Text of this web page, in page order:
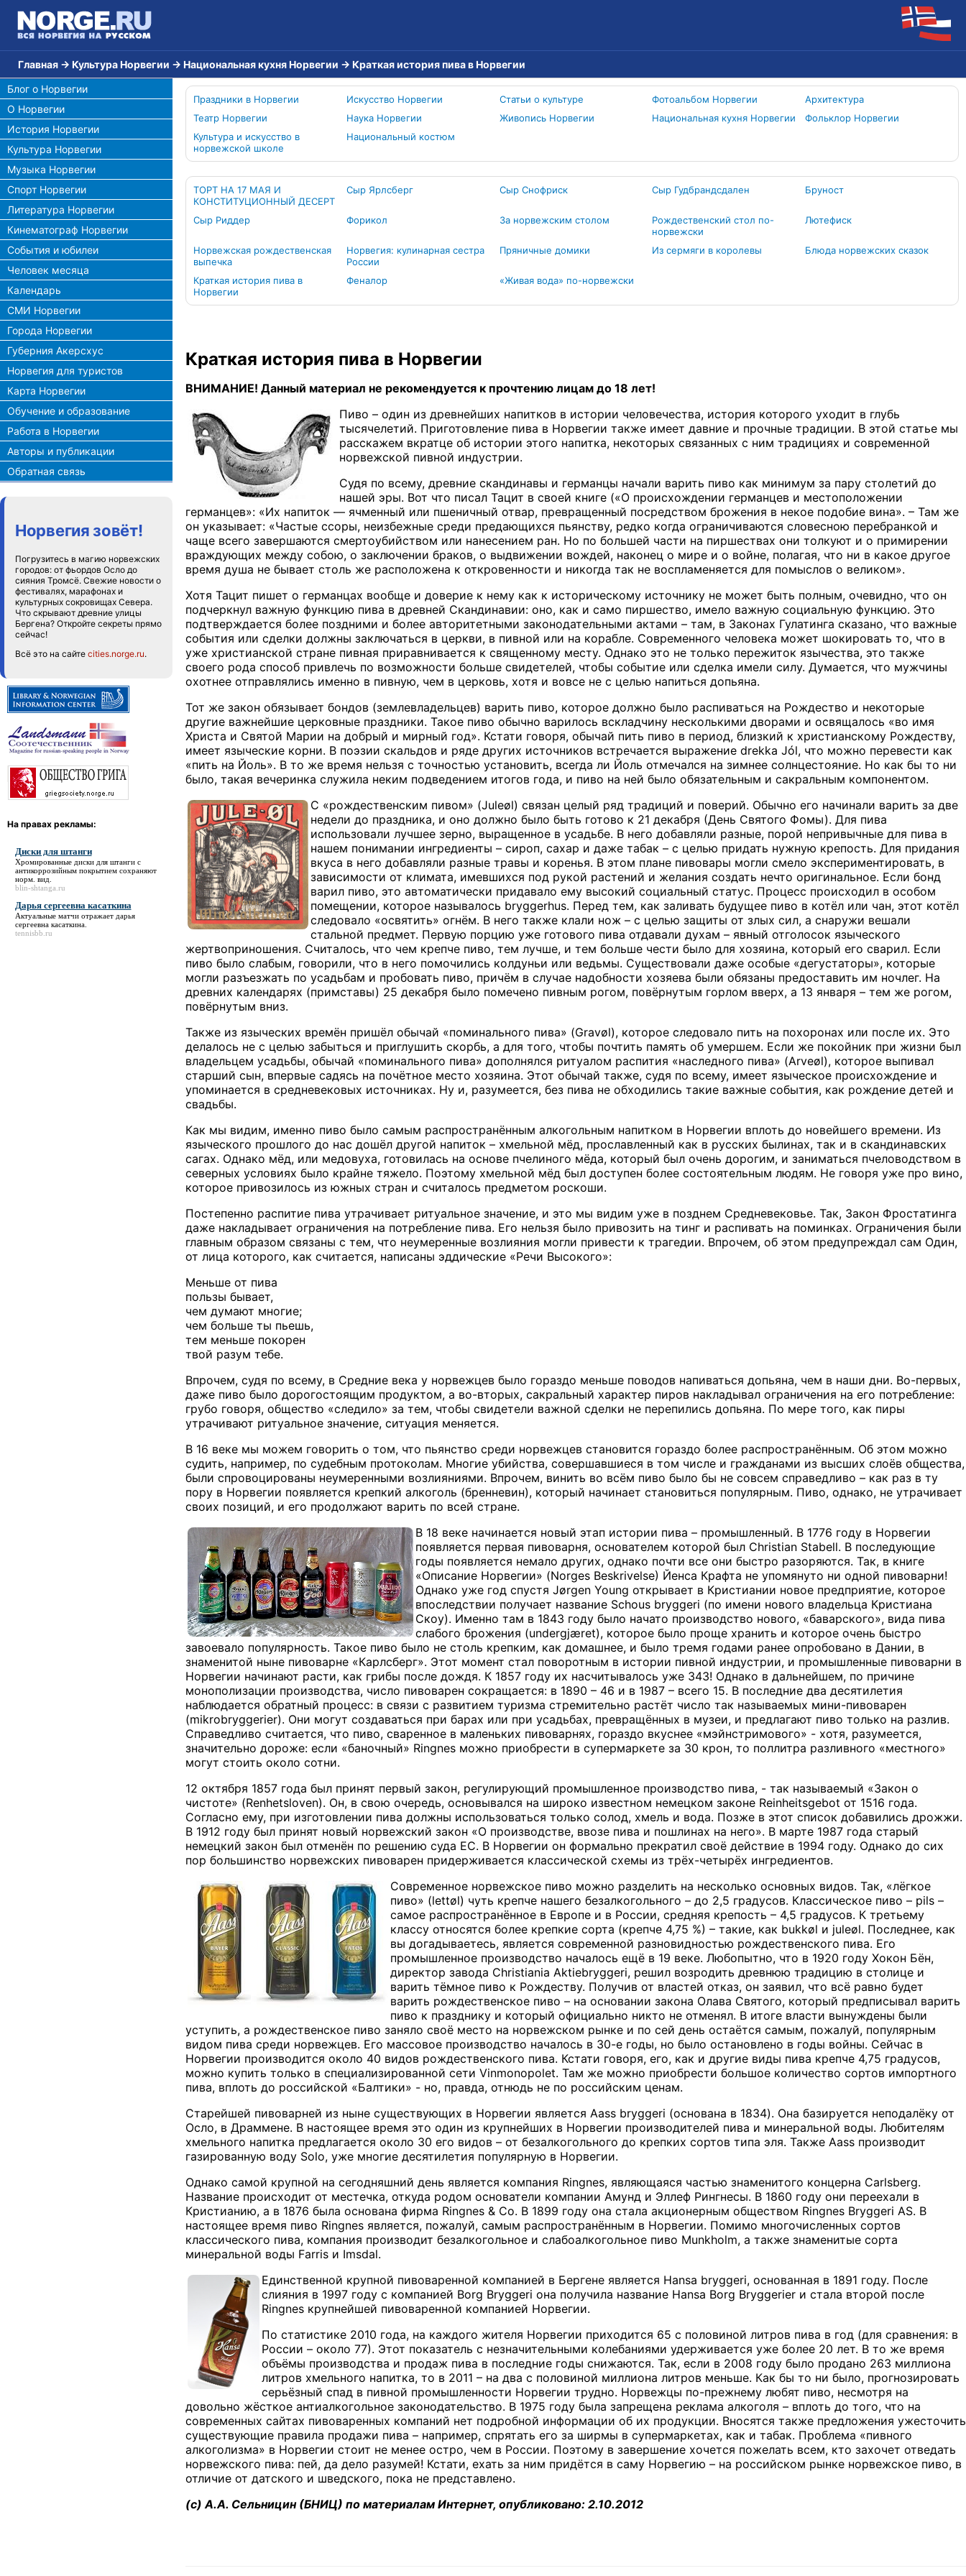
Главная → Культура Норвегии → Национальная кухня Норвегии → Краткая история пива в Норвегии
Блог о Норвегии
О Норвегии
История Норвегии
Культура Норвегии
Музыка Норвегии
Спорт Норвегии
Литература Норвегии
Кинематограф Норвегии
События и юбилеи
Человек месяца
Календарь
СМИ Норвегии
Города Норвегии
Губерния Акерсхус
Норвегия для туристов
Карта Норвегии
Обучение и образование
Работа в Норвегии
Авторы и публикации
Обратная связь
Норвегия зовёт!
Погрузитесь в магию норвежских
городов: от фьордов Осло до
сияния Тромсё. Свежие новости о
фестивалях, марафонах и
культурных сокровищах Севера.
Что скрывают древние улицы
Бергена? Откройте секреты прямо
сейчас!
Всё это на сайте cities.norge.ru.
На правах рекламы:
Диски для штанги
Хромированные диски для штангис
антикоррозийным покрытием сохраняют
норм. вид.
blin-shtanga.ru
Дарья сергеевна касаткина
Актуальные матчи отражает дарья
сергеевна касаткина.
tennisbb.ru
Праздники в Норвегии Искусство Норвегии Статьи о культуре Фотоальбом Норвегии
Архитектура
Театр Норвегии
Наука Норвегии Живопись Норвегии Национальная кухня Норвегии
Фольклор Норвегии
Культура и искусство в
норвежской школе
Национальный костюм
ТОРТ НА 17 МАЯ И
КОНСТИТУЦИОННЫЙ ДЕСЕРТ
Сыр Ярлсберг Сыр Снофриск Сыр Гудбрандсдален Бруност
Сыр Риддер Форикол За норвежским столом
Рождественский стол по-
норвежски
Лютефиск
Норвежская рождественская
выпечка
Норвегия: кулинарная сестра
России
Пряничные домики Из сермяги в королевы Блюда норвежских сказок
Краткая история пива в
Норвегии
Феналор «Живая вода» по-норвежски
Краткая история пива в Норвегии
ВНИМАНИЕ! Данный материал не рекомендуется к прочтению лицам до 18 лет!
Пиво – один из древнейших напитков в истории человечества, история которого уходит в глубь
тысячелетий. Приготовление пива в Норвегии также имеет давние и прочные традиции. В этой статье мы
расскажем вкратце об истории этого напитка, некоторых связанных с ним традициях и современной
норвежской пивной индустрии.
Судя по всему, древние скандинавы и германцы начали варить пиво как минимум за пару столетий до
нашей эры. Вот что писал Тацит в своей книге («О происхождении германцев и местоположении
германцев»: «Их напиток — ячменный или пшеничный отвар, превращенный посредством брожения в некое подобие вина». – Там же
он указывает: «Частые ссоры, неизбежные среди предающихся пьянству, редко когда ограничиваются словесною перебранкой и
чаще всего завершаются смертоубийством или нанесением ран. Но по большей части на пиршествах они толкуют и о примирении
враждующих между собою, о заключении браков, о выдвижении вождей, наконец о мире и о войне, полагая, что ни в какое другое
время душа не бывает столь же расположена к откровенности и никогда так не воспламеняется для помыслов о великом».
Хотя Тацит пишет о германцах вообще и доверие к нему как к историческому источнику не может быть полным, очевидно, что он
подчеркнул важную функцию пива в древней Скандинавии: оно, как и само пиршество, имело важную социальную функцию. Это
подтверждается более поздними и более авторитетными законодательными актами – там, в Законах Гулатинга сказано, что важные
события или сделки должны заключаться в церкви, в пивной или на корабле. Современного человека может шокировать то, что в
уже христианской стране пивная приравнивается к священному месту. Однако это не только пережиток язычества, это также
своего рода способ привлечь по возможности больше свидетелей, чтобы событие или сделка имели силу. Думается, что мужчины
охотнее отправлялись именно в пивную, чем в церковь, хотя и вовсе не с целью напиться допьяна.
Тот же закон обязывает бондов (землевладельцев) варить пиво, которое должно было распиваться на Рождество и некоторые
другие важнейшие церковные праздники. Такое пиво обычно варилось вскладчину несколькими дворами и освящалось «во имя
Христа и Святой Марии на добрый и мирный год». Кстати говоря, обычай пить пиво в период, близкий к христианскому Рождеству,
имеет языческие корни. В поэзии скальдов и ряде других источников встречается выражение drekka Jól, что можно перевести как
«пить на Йоль». В то же время нельзя с точностью установить, всегда ли Йоль отмечался на зимнее солнцестояние. Но как бы то ни
было, такая вечеринка служила неким подведением итогов года, и пиво на ней было обязательным и сакральным компонентом.
С «рождественским пивом» (Juleøl) связан целый ряд традиций и поверий. Обычно его начинали варить за две
недели до праздника, и оно должно было быть готово к 21 декабря (День Святого Фомы). Для пива
использовали лучшее зерно, выращенное в усадьбе. В него добавляли разные, порой непривычные для пива в
нашем понимании ингредиенты – сироп, сахар и даже табак – с целью придать нужную крепость. Для придания
вкуса в него добавляли разные травы и коренья. В этом плане пивовары могли смело экспериментировать, в
зависимости от климата, имевшихся под рукой растений и желания создать нечто оригинальное. Если бонд
варил пиво, это автоматически придавало ему высокий социальный статус. Процесс происходил в особом
помещении, которое называлось bryggerhus. Перед тем, как заливать будущее пиво в котёл или чан, этот котёл
следовало «освятить» огнём. В него также клали нож – с целью защиты от злых сил, а снаружи вешали
стальной предмет. Первую порцию уже готового пива отдавали духам – явный отголосок языческого
жертвоприношения. Считалось, что чем крепче пиво, тем лучше, и тем больше чести было для хозяина, который его сварил. Если
пиво было слабым, говорили, что в него помочились колдуньи или ведьмы. Существовали даже особые «дегустаторы», которые
могли разъезжать по усадьбам и пробовать пиво, причём в случае надобности хозяева были обязаны предоставить им ночлег. На
древних календарях (примставы) 25 декабря было помечено пивным рогом, повёрнутым горлом вверх, а 13 января – тем же рогом,
повёрнутым вниз.
Также из языческих времён пришёл обычай «поминального пива» (Gravøl), которое следовало пить на похоронах или после их. Это
делалось не с целью забыться и приглушить скорбь, а для того, чтобы почтить память об умершем. Если же покойник при жизни был
владельцем усадьбы, обычай «поминального пива» дополнялся ритуалом распития «наследного пива» (Arveøl), которое выпивал
старший сын, впервые садясь на почётное место хозяина. Этот обычай также, судя по всему, имеет языческое происхождение и
упоминается в средневековых источниках. Ну и, разумеется, без пива не обходились такие важные события, как рождение детей и
свадьбы.
Как мы видим, именно пиво было самым распространённым алкогольным напитком в Норвегии вплоть до новейшего времени. Из
языческого прошлого до нас дошёл другой напиток – хмельной мёд, прославленный как в русских былинах, так и в скандинавских
сагах. Однако мёд, или медовуха, готовилась на основе пчелиного мёда, который был очень дорогим, и заниматься пчеловодством в
северных условиях было крайне тяжело. Поэтому хмельной мёд был доступен более состоятельным людям. Не говоря уже про вино,
которое привозилось из южных стран и считалось предметом роскоши.
Постепенно распитие пива утрачивает ритуальное значение, и это мы видим уже в позднем Средневековье. Так, Закон Фростатинга
даже накладывает ограничения на потребление пива. Его нельзя было привозить на тинг и распивать на поминках. Ограничения были
главным образом связаны с тем, что неумеренные возлияния могли привести к трагедии. Впрочем, об этом предупреждал сам Один,
от лица которого, как считается, написаны эддические «Речи Высокого»:
Меньше от пива
пользы бывает,
чем думают многие;
чем больше ты пьешь,
тем меньше покорен
твой разум тебе.
Впрочем, судя по всему, в Средние века у норвежцев было гораздо меньше поводов напиваться допьяна, чем в наши дни. Во-первых,
даже пиво было дорогостоящим продуктом, а во-вторых, сакральный характер пиров накладывал ограничения на его потребление:
грубо говоря, общество «следило» за тем, чтобы свидетели важной сделки не перепились допьяна. По мере того, как пиры
утрачивают ритуальное значение, ситуация меняется.
В 16 веке мы можем говорить о том, что пьянство среди норвежцев становится гораздо более распространённым. Об этом можно
судить, например, по судебным протоколам. Многие убийства, совершавшиеся в том числе и гражданами из высших слоёв общества,
были спровоцированы неумеренными возлияниями. Впрочем, винить во всём пиво было бы не совсем справедливо – как раз в ту
пору в Норвегии появляется крепкий алкоголь (бренневин), который начинает становиться популярным. Пиво, однако, не утрачивает
своих позиций, и его продолжают варить по всей стране.
В 18 веке начинается новый этап истории пива – промышленный. В 1776 году в Норвегии
появляется первая пивоварня, основателем которой был Christian Stabell. В последующие
годы появляется немало других, однако почти все они быстро разоряются. Так, в книге
«Описание Норвегии» (Norges Beskrivelse) Йенса Крафта не упомянуто ни одной пивоварни!
Однако уже год спустя Jørgen Young открывает в Кристиании новое предприятие, которое
впоследствии получает название Schous bryggeri (по имени нового владельца Кристиана
Скоу). Именно там в 1843 году было начато производство нового, «баварского», вида пива
слабого брожения (undergjæret), которое было проще хранить и которое очень быстро
завоевало популярность. Такое пиво было не столь крепким, как домашнее, и было тремя годами ранее опробовано в Дании, в
знаменитой ныне пивоварне «Карлсберг». Этот момент стал поворотным в истории пивной индустрии, и промышленные пивоварни в
Норвегии начинают расти, как грибы после дождя. К 1857 году их насчитывалось уже 343! Однако в дальнейшем, по причине
монополизации производства, число пивоварен сокращается: в 1890 – 46 и в 1987 – всего 15. В последние два десятилетия
наблюдается обратный процесс: в связи с развитием туризма стремительно растёт число так называемых мини-пивоварен
(mikrobryggerier). Они могут создаваться при барах или при усадьбах, превращённых в музеи, и предлагают пиво только на разлив.
Справедливо считается, что пиво, сваренное в маленьких пивоварнях, гораздо вкуснее «мэйнстримового» - хотя, разумеется,
значительно дороже: если «баночный» Ringnes можно приобрести в супермаркете за 30 крон, то поллитра разливного «местного»
могут стоить около сотни.
12 октября 1857 года был принят первый закон, регулирующий промышленное производство пива, - так называемый «Закон о
чистоте» (Renhetsloven). Он, в свою очередь, основывался на широко известном немецком законе Reinheitsgebot от 1516 года.
Согласно ему, при изготовлении пива должны использоваться только солод, хмель и вода. Позже в этот список добавились дрожжи.
В 1912 году был принят новый норвежский закон «О производстве, ввозе пива и пошлинах на него». В марте 1987 года старый
немецкий закон был отменён по решению суда ЕС. В Норвегии он формально прекратил своё действие в 1994 году. Однако до сих
пор большинство норвежских пивоварен придерживается классической схемы из трёх-четырёх ингредиентов.
Современное норвежское пиво можно разделить на несколько основных видов. Так, «лёгкое
пиво» (lettøl) чуть крепче нашего безалкогольного – до 2,5 градусов. Классическое пиво – pils –
самое распространённое в Европе и в России, средняя крепость – 4,5 градусов. К третьему
классу относятся более крепкие сорта (крепче 4,75 %) – такие, как bukkøl и juleøl. Последнее, как
вы догадываетесь, является современной разновидностью рождественского пива. Его
промышленное производство началось ещё в 19 веке. Любопытно, что в 1920 году Хокон Бён,
директор завода Christiania Aktiebryggeri, решил возродить древнюю традицию в столице и
варить тёмное пиво к Рождеству. Получив от властей отказ, он заявил, что всё равно будет
варить рождественское пиво – на основании закона Олава Святого, который предписывал варить
пиво к празднику и который официально никто не отменял. В итоге власти вынуждены были
уступить, а рождественское пиво заняло своё место на норвежском рынке и по сей день остаётся самым, пожалуй, популярным
видом пива среди норвежцев. Его массовое производство началось в 30-е годы, но было остановлено в годы войны. Сейчас в
Норвегии производится около 40 видов рождественского пива. Кстати говоря, его, как и другие виды пива крепче 4,75 градусов,
можно купить только в специализированной сети Vinmonopolet. Там же можно приобрести большое количество сортов импортного
пива, вплоть до российской «Балтики» - но, правда, отнюдь не по российским ценам.
Старейшей пивоварней из ныне существующих в Норвегии является Aass bryggeri (основана в 1834). Она базируется неподалёку от
Осло, в Драммене. В настоящее время это один из крупнейших в Норвегии производителей пива и минеральной воды. Любителям
хмельного напитка предлагается около 30 его видов – от безалкогольного до крепких сортов типа эля. Также Aass производит
газированную воду Solo, уже многие десятилетия популярную в Норвегии.
Однако самой крупной на сегодняшний день является компания Ringnes, являющаяся частью знаменитого концерна Carlsberg.
Название происходит от местечка, откуда родом основатели компании Амунд и Эллеф Рингнесы. В 1860 году они переехали в
Кристианию, а в 1876 была основана фирма Ringnes & Co. В 1899 году она стала акционерным обществом Ringnes Bryggeri AS. В
настоящее время пиво Ringnes является, пожалуй, самым распространённым в Норвегии. Помимо многочисленных сортов
классического пива, компания производит безалкогольное и слабоалкогольное пиво Munkholm, а также знаменитые сорта
минеральной воды Farris и Imsdal.
Единственной крупной пивоваренной компанией в Бергене является Hansa bryggeri, основанная в 1891 году. После
слияния в 1997 году с компанией Borg Bryggeri она получила название Hansa Borg Bryggerier и стала второй после
Ringnes крупнейшей пивоваренной компанией Норвегии.
По статистике 2010 года, на каждого жителя Норвегии приходится 65 с половиной литров пива в год (для сравнения: в
России – около 77). Этот показатель с незначительными колебаниями удерживается уже более 20 лет. В то же время
объёмы производства и продаж пива в последние годы снижаются. Так, если в 2008 году было продано 263 миллиона
литров хмельного напитка, то в 2011 – на два с половиной миллиона литров меньше. Как бы то ни было, прогнозировать
серьёзный спад в пивной промышленности Норвегии трудно. Норвежцы по-прежнему любят пиво, несмотря на
довольно жёсткое антиалкогольное законодательство. В 1975 году была запрещена реклама алкоголя – вплоть до того, что на
современных сайтах пивоваренных компаний нет подробной информации об их продукции. Вносятся также предложения ужесточить
существующие правила продажи пива – например, спрятать его за ширмы в супермаркетах, как и табак. Проблема «пивного
алкоголизма» в Норвегии стоит не менее остро, чем в России. Поэтому в завершение хочется пожелать всем, кто захочет отведать
норвежского пива: пей, да дело разумей! Кстати, ехать за ним придётся в саму Норвегию – на российском рынке норвежское пиво, в
отличие от датского и шведского, пока не представлено.
(с) А.А. Сельницин (БНИЦ) по материалам Интернет, опубликовано: 2.10.2012